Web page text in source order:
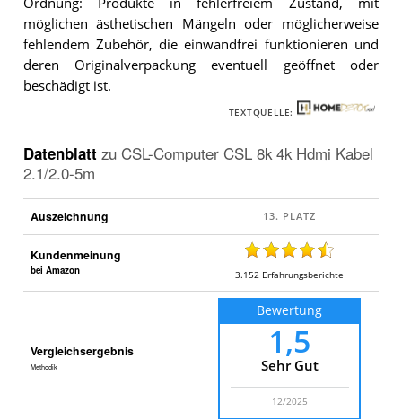
Ordnung: Produkte in fehlerfreiem Zustand, mit
möglichen ästhetischen Mängeln oder möglicherweise
fehlendem Zubehör, die einwandfrei funktionieren und
deren Originalverpackung eventuell geöffnet oder
beschädigt ist.
TEXTQUELLE:
Datenblatt zu CSL-Computer CSL 8k 4k Hdmi Kabel
2.1/2.0-5m
Auszeichnung
Kundenmeinung
bei Amazon 3.152 Erfahrungsberichte
Vergleichsergebnis
Methodik
Bewertung
1,5
Sehr Gut
12/2025